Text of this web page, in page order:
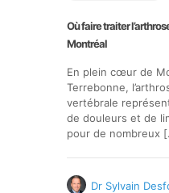
Où faire traiter
Montréal
En plein cœur de
Terrebonne,
vertébrale
de douleurs et de
pour de nombreux
Dr Sylvain